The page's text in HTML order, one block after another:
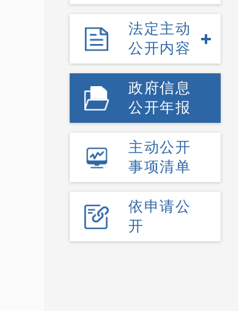
法定主动
公开内容
政府信息
公开年报
主动公开
事项清单
依申请公
开